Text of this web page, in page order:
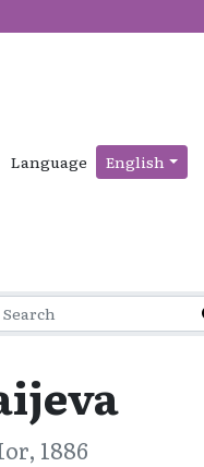
Language English
1886